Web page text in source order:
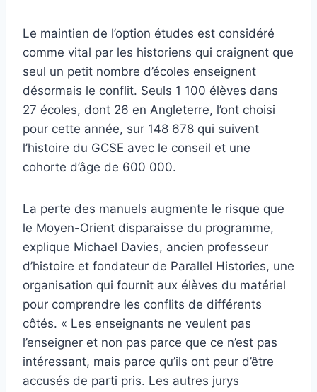
Le maintien de l’option études est considéré
comme vital par les historiens qui craignent que
seul un petit nombre d’écoles enseignent
désormais le conflit. Seuls 1 100 élèves dans
27 écoles, dont 26 en Angleterre, l’ont choisi
pour cette année, sur 148 678 qui suivent
l’histoire du GCSE avec le conseil et une
cohorte d’âge de 600 000.
La perte des manuels augmente le risque que
le Moyen-Orient disparaisse du programme,
explique Michael Davies, ancien professeur
d’histoire et fondateur de Parallel Histories, une
organisation qui fournit aux élèves du matériel
pour comprendre les conflits de différents
côtés. « Les enseignants ne veulent pas
l’enseigner et non pas parce que ce n’est pas
intéressant, mais parce qu’ils ont peur d’être
accusés de parti pris. Les autres jurys